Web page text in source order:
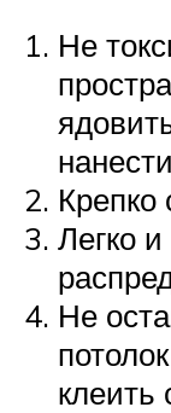
Не
Крепко
Легко
Не
клеить